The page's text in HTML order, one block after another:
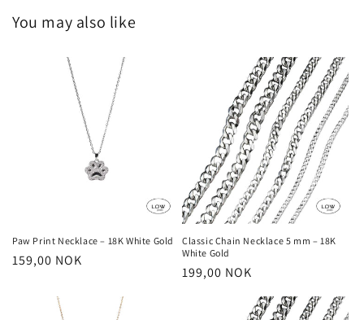
You may also like
Paw Print Necklace – 18K White Gold
Vanlig
159,00 NOK
Classic Chain Necklace 5 mm – 18K
White Gold
Vanlig
199,00 NOK